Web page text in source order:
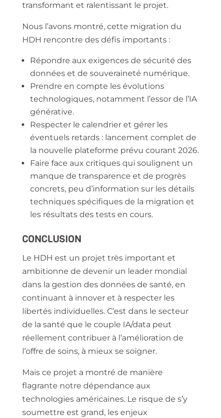
transformant et ralentissant le projet.
Nous l’avons montré, cette migration du
HDH rencontre des défis importants :
Répondre aux exigences de sécurité des
données et de souveraineté numérique.
Prendre en compte les évolutions
technologiques, notamment l’essor de l’IA
générative.
Respecter le calendrier et gérer les
éventuels retards : lancement complet de
la nouvelle plateforme prévu courant 2026.
Faire face aux critiques qui soulignent un
manque de transparence et de progrès
concrets, peu d’information sur les détails
techniques spécifiques de la migration et
les résultats des tests en cours.
CONCLUSION
Le HDH est un projet très important et
ambitionne de devenir un leader mondial
dans la gestion des données de santé, en
continuant à innover et à respecter les
libertés individuelles. C’est dans le secteur
de la santé que le couple IA/data peut
réellement contribuer à l’amélioration de
l’offre de soins, à mieux se soigner.
Mais ce projet a montré de manière
flagrante notre dépendance aux
technologies américaines. Le risque de s’y
soumettre est grand, les enjeux